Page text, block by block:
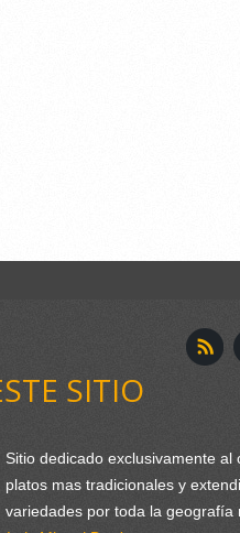
SITIO
Sitio dedicado exclusivamente al
platos mas tradicionales y
variedades por toda la geografía